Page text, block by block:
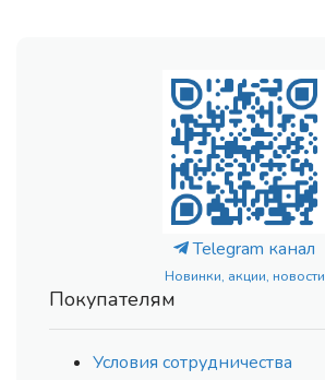
Telegram канал
Новинки, акции, новости
Покупателям
Условия сотрудничества